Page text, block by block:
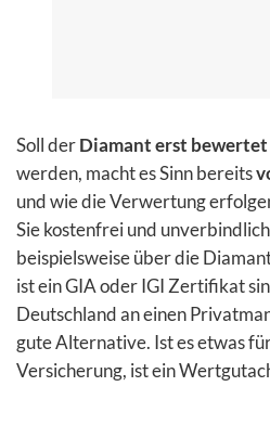
Soll derDiamant erst
werden, macht es Sinn bereits
und wie die Verwertung
Sie kostenfrei und
beispielsweise über die
ist ein GIA oder IGI Zertifikat
Deutschland an einen
gute Alternative. Ist es etwas
Versicherung, ist ein